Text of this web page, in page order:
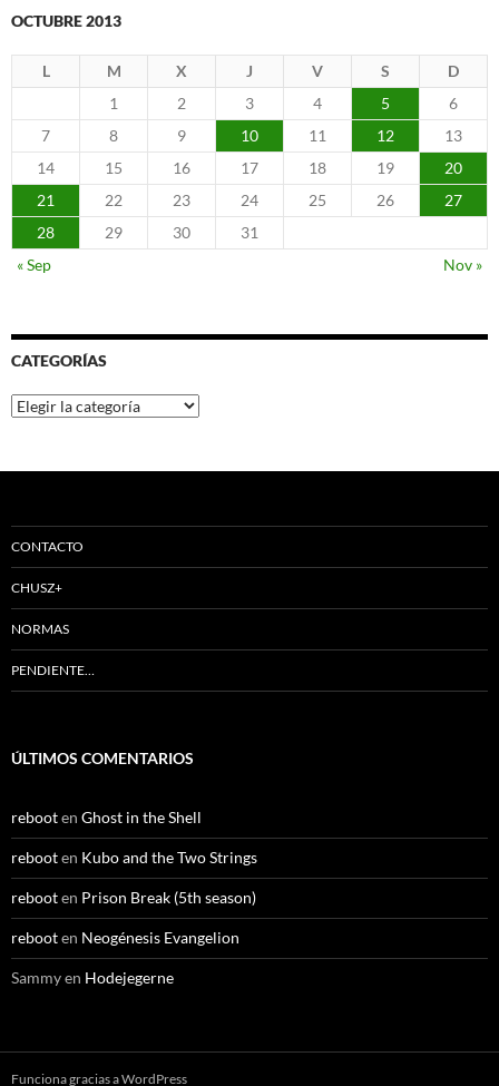
OCTUBRE 2013
L M X J V S
D
1
2 3 4 5
6
7
8 9 10 11 12
13
14
15 16 17 18 19
20
21
22 23 24 25 26
27
28
29 30
31
« Sep
Nov »
CATEGORÍAS
Categorías
CONTACTO
CHUSZ+
NORMAS
PENDIENTE…
ÚLTIMOS COMENTARIOS
rebooten Ghost in the Shell
rebooten Kubo and the Two Strings
rebooten Prison Break (5th season)
rebooten Neogénesis Evangelion
Sammyen Hodejegerne
Funciona gracias a WordPress